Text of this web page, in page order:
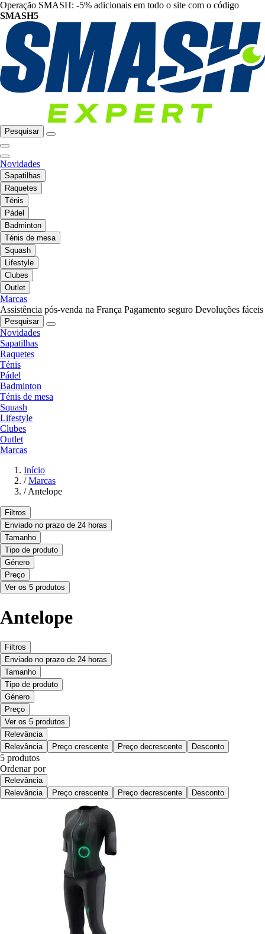
Operação SMASH: -5% adicionais em todo o site com o código
SMASH5
Pesquisar
Novidades
Sapatilhas
Raquetes
Ténis
Pádel
Badminton
Ténis de mesa
Squash
Lifestyle
Clubes
Outlet
Marcas
Assistência pós-venda na França Pagamento seguro Devoluções fáceis
Pesquisar
Novidades
Sapatilhas
Raquetes
Ténis
Pádel
Badminton
Ténis de mesa
Squash
Lifestyle
Clubes
Outlet
Marcas
Início
/ Marcas
/ Antelope
Filtros
Enviado no prazo de 24 horas
Tamanho
Tipo de produto
Género
Preço
Ver os 5 produtos
Antelope
Filtros
Enviado no prazo de 24 horas
Tamanho
Tipo de produto
Género
Preço
Ver os 5 produtos
Relevância
Relevância
Preço crescente Preço decrescente Desconto
5 produtos
Ordenar por
Relevância
Relevância
Preço crescente Preço decrescente Desconto